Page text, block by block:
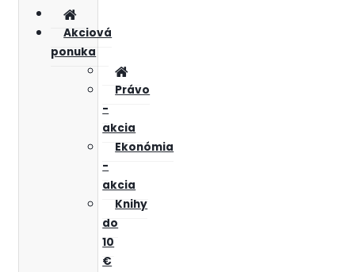
Akciová
ponuka
Právo
-
akcia
Ekonómia
-
akcia
Knihy
do
10
€